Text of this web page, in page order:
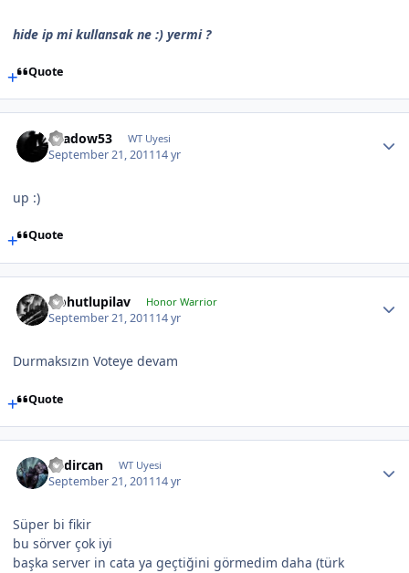
hide ip mi kullansak ne :) yermi ?
Quote
shadow53 WT Uyesi
September 21, 201114 yr
up :)
Quote
Nohutlupilav Honor Warrior
September 21, 201114 yr
Durmaksızın Voteye devam
Quote
bedircan WT Uyesi
September 21, 201114 yr
Süper bi fikir
bu sörver çok iyi
başka server in cata ya geçtiğini görmedim daha (türk